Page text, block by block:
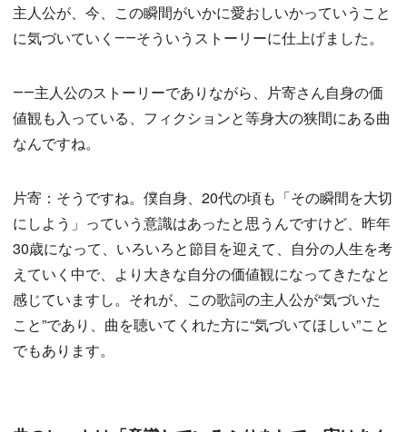
主人公が、今、この瞬間がいかに愛おしいかっていうこと
に気づいていく――そういうストーリーに仕上げました。
――主人公のストーリーでありながら、片寄さん自身の価
値観も入っている、フィクションと等身大の狭間にある曲
なんですね。
片寄：そうですね。僕自身、20代の頃も「その瞬間を大切
にしよう」っていう意識はあったと思うんですけど、昨年
30歳になって、いろいろと節目を迎えて、自分の人生を考
えていく中で、より大きな自分の価値観になってきたなと
感じていますし。それが、この歌詞の主人公が“気づいた
こと”であり、曲を聴いてくれた方に“気づいてほしい”こと
でもあります。